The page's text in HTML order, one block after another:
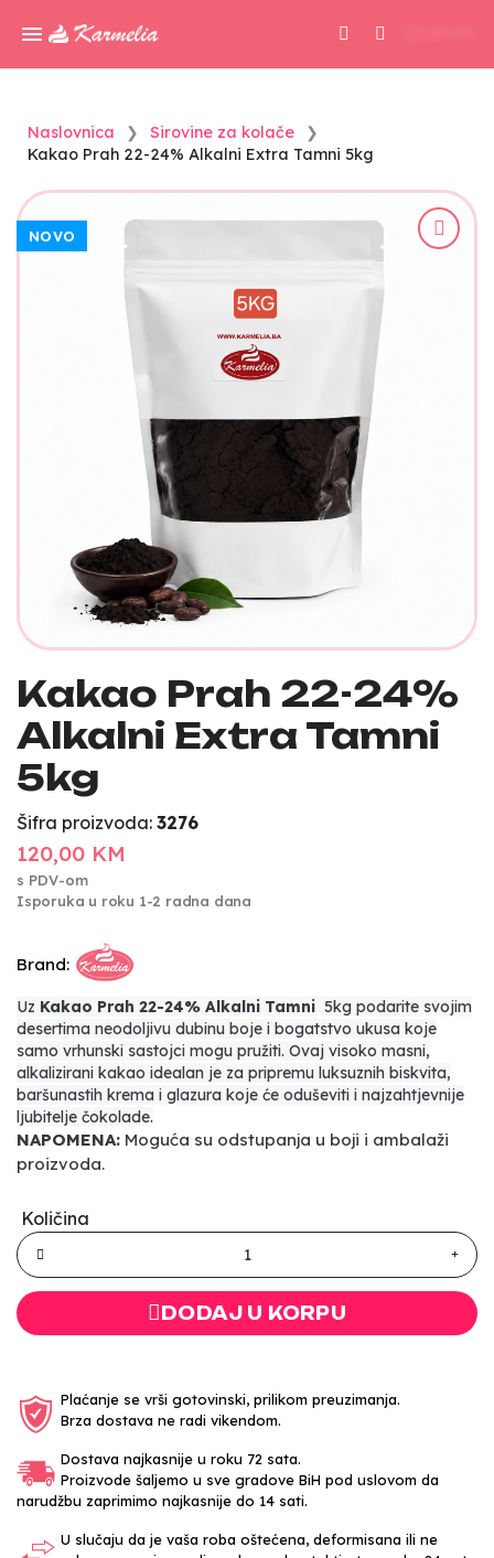
Naslovnica
Sirovine za kolače
Kakao Prah 22-24% Alkalni Extra Tamni 5kg
NOVO
Kakao Prah 22-24%
Alkalni Extra Tamni
5kg
Šifra proizvoda: 3276
120,00 KM
s PDV-om
Isporuka u roku 1-2 radna dana
Brand:
Uz Kakao Prah 22-24% Alkalni Tamni 5kg podarite svojim
desertima neodoljivu dubinu boje i bogatstvo ukusa koje
samo vrhunski sastojci mogu pružiti. Ovaj visoko masni,
alkalizirani kakao idealan je za pripremu luksuznih biskvita,
baršunastih krema i glazura koje će oduševiti i najzahtjevnije
ljubitelje čokolade.
NAPOMENA: Moguća su odstupanja u boji i ambalaži
proizvoda.
Količina
DODAJ U KORPU
Plaćanje se vrši gotovinski, prilikom preuzimanja.
Brza dostava ne radi vikendom.
Dostava najkasnije u roku 72 sata.
Proizvode šaljemo u sve gradove BiH pod uslovom da
narudžbu zaprimimo najkasnije do 14 sati.
U slučaju da je vaša roba oštećena, deformisana ili ne